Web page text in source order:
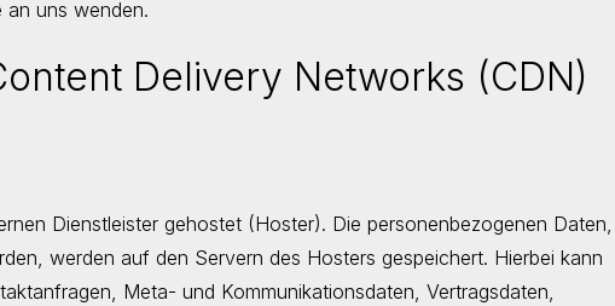
an uns wenden.
Delivery Networks (CDN)
Dienstleister gehostet (Hoster). Die personenbezogenen Daten,
werden auf den Servern des Hosters gespeichert. Hierbei kann
Meta- und Kommunikationsdaten, Vertragsdaten,